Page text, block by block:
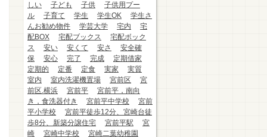
しい
子ども 子供
子供用プー
ル
子育て 学生 学生OK
学生さ
んお勧め物件
学芸大学 宅内
宅
配BOX
宅配ブックス
宅配ボック
ス
安い 安くて 安さ
安全確
保
安心 完了 完成
定期借家
定期的
定番 定食 実家
実質
室内
室内洗濯機置場 宮前区
宮
前区.横浜
宮前平
宮前平，南向
き，食洗器付き
宮前平中学校
宮前
平小学校
宮前平徒歩12分、宮崎台徒
歩8分、新築分譲住宅
宮前平駅
宮
崎
宮崎中学校
宮崎二葉幼稚園